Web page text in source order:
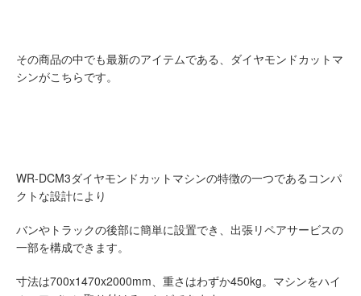
その商品の中でも最新のアイテムである、ダイヤモンドカットマ
シンがこちらです。
WR-DCM3ダイヤモンドカットマシンの特徴の一つであるコンパ
クトな設計により
バンやトラックの後部に簡単に設置でき、出張リペアサービスの
一部を構成できます。
寸法は700x1470x2000mm、重さはわずか450kg。マシンをハイ